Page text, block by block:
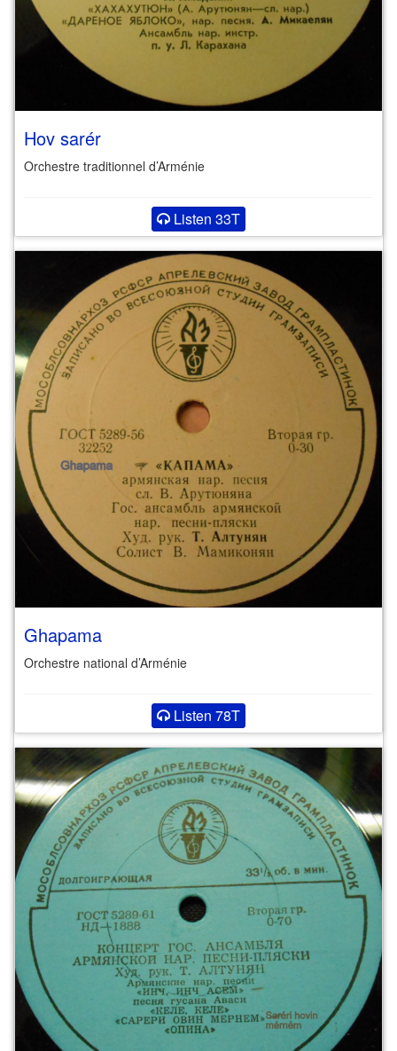
Hov sarér
Orchestre traditionnel d’Arménie
Listen 33T
Ghapama
Orchestre national d’Arménie
Listen 78T